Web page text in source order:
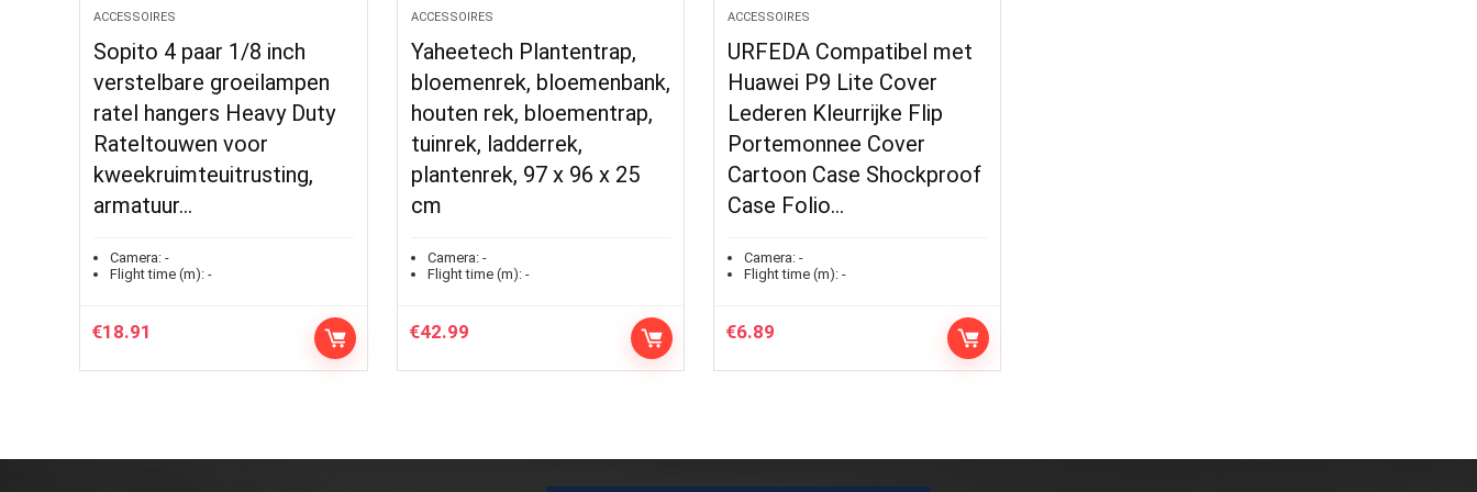
ACCESSOIRES
Sopito 4 paar 1/8 inch
verstelbare groeilampen
ratel hangers Heavy Duty
Rateltouwen voor
kweekruimteuitrusting,
armatuur…
Camera: -
Flight time (m): -
€18.91
ACCESSOIRES
Yaheetech Plantentrap,
bloemenrek, bloemenbank,
houten rek, bloementrap,
tuinrek, ladderrek,
plantenrek, 97 x 96 x 25
cm
Camera:-
Flight time (m):-
€42.99
ACCESSOIRES
URFEDA Compatibel met
Huawei P9 Lite Cover
Lederen Kleurrijke Flip
Portemonnee Cover
Cartoon Case Shockproof
Case Folio…
Camera: -
Flight time (m): -
€6.89